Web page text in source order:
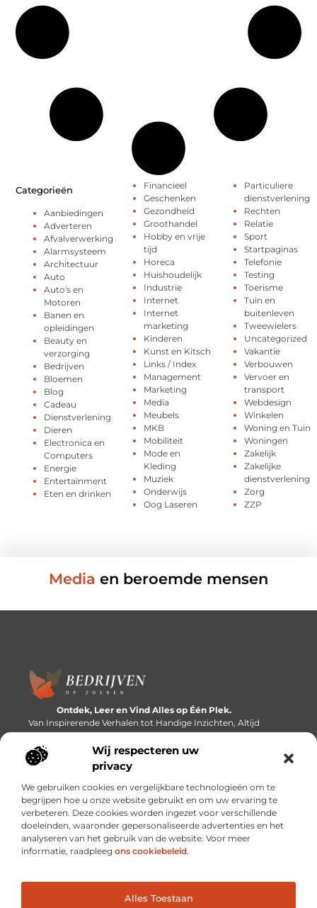
Wij respecteren uw
privacy
We gebruiken cookies en vergelijkbare technologieën om te
begrijpen hoe u onze website gebruikt en om uw ervaring te
verbeteren. Deze cookies worden ingezet voor verschillende
doeleinden, waaronder gepersonaliseerde advertenties en het
analyseren van het gebruik van de website. Voor meer
informatie, raadpleeg ons cookiebeleid.
Alles Toestaan
Categorieën
Aanbiedingen
Adverteren
Afvalverwerking
Alarmsysteem
Architectuur
Auto
Auto's en
Motoren
Banen en
opleidingen
Beauty en
verzorging
Bedrijven
Bloemen
Blog
Cadeau
Dienstverlening
Dieren
Electronica en
Computers
Energie
Entertainment
Eten en drinken
Financieel
Geschenken
Gezondheid
Groothandel
Hobby en vrije
tijd
Horeca
Huishoudelijk
Industrie
Internet
Internet
marketing
Kinderen
Kunst en Kitsch
Links / Index
Management
Marketing
Media
Meubels
MKB
Mobiliteit
Mode en
Kleding
Muziek
Onderwijs
Oog Laseren
Particuliere
dienstverlening
Rechten
Relatie
Sport
Startpaginas
Telefonie
Testing
Toerisme
Tuin en
buitenleven
Tweewielers
Uncategorized
Vakantie
Verbouwen
Vervoer en
transport
Webdesign
Winkelen
Woning en Tuin
Woningen
Zakelijk
Zakelijke
dienstverlening
Zorg
ZZP
Media en beroemde mensen
Ontdek, Leer en Vind Alles op Één Plek.
Van Inspirerende Verhalen tot Handige Inzichten, Altijd
Binnen Handbereik.
Bericht categorie
Onze informatie
Cookiebeleid (EU)